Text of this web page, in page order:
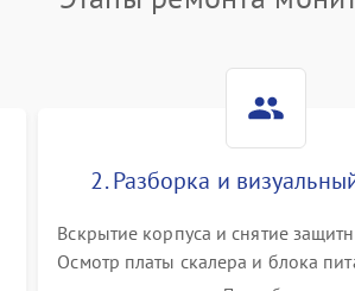
Поломка системы автоматического
короткого замыкания
2. Разборка и
Вскрытие корпуса и снятие
Осмотр платы скалера и блока